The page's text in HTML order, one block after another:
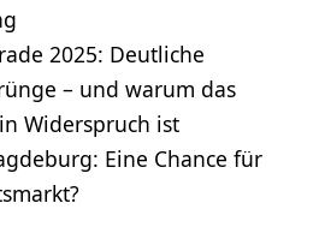
2025: Deutliche
– und warum das
Widerspruch ist
Eine Chance für